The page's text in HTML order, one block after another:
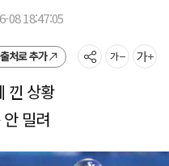
08 18:47:05
처로 추가
낀 상황
밀려